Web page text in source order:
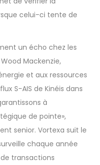
celui-ci tente de
un écho chez les
Mackenzie,
et aux ressources
S-AIS de Kinéis dans
à
de pointe»,
senior. Vortexa suit le
chaque année
transactions